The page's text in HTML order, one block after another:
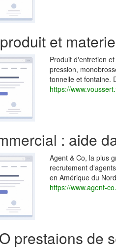
et
Produit d'entretien
pression,
tonnelle et fontaine.
https://
: aide
Agent & Co, la plus
recrutement
en Amérique du
https://www.agent-
prestaions de